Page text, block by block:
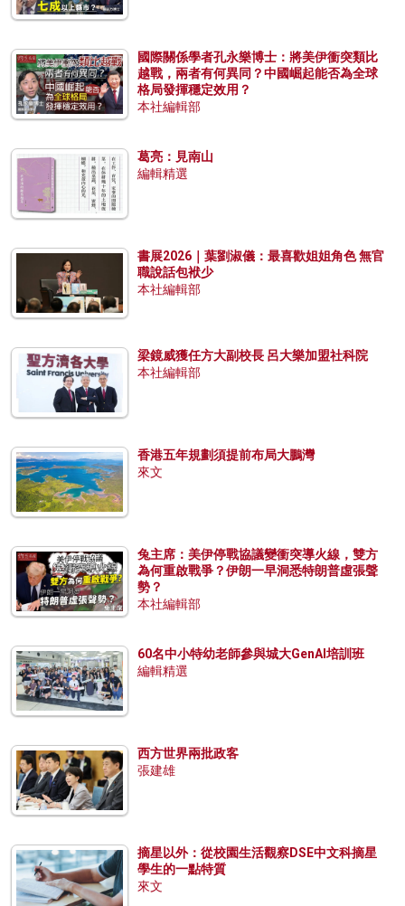
國際關係學者孔永樂博士：將美伊衝突類比
越戰，兩者有何異同？中國崛起能否為全球
格局發揮穩定效用？
本社編輯部
葛亮：見南山
編輯精選
書展2026｜葉劉淑儀：最喜歡姐姐角色 無官
職說話包袱少
本社編輯部
梁鏡威獲任方大副校長 呂大樂加盟社科院
本社編輯部
香港五年規劃須提前布局大鵬灣
來文
兔主席：美伊停戰協議變衝突導火線，雙方
為何重啟戰爭？伊朗一早洞悉特朗普虛張聲
勢？
本社編輯部
60名中小特幼老師參與城大GenAI培訓班
編輯精選
西方世界兩批政客
張建雄
摘星以外：從校園生活觀察DSE中文科摘星
學生的一點特質
來文